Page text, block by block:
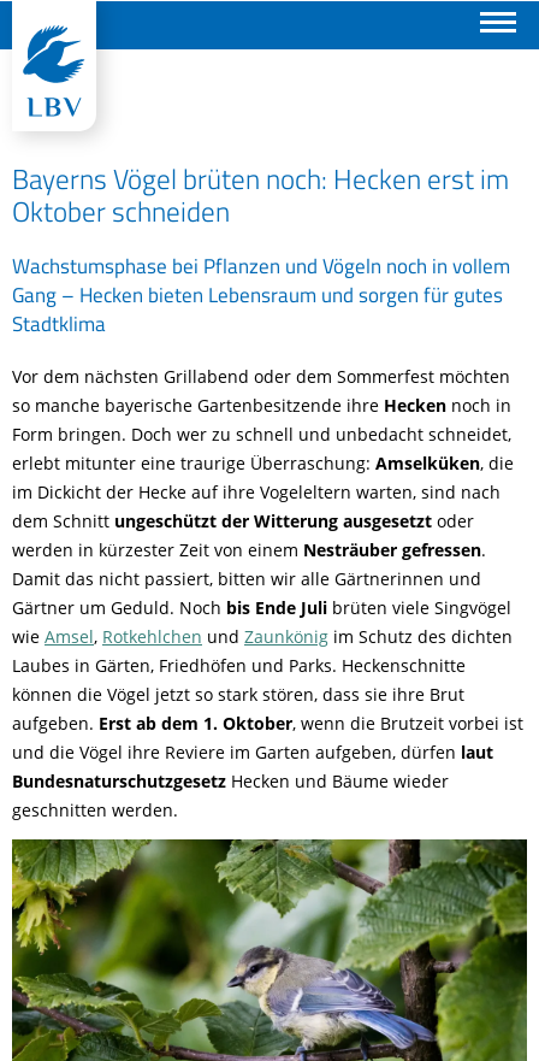
Bayerns Vögel brüten noch: Hecken erst im
Oktober schneiden
Wachstumsphase bei Pflanzen und Vögeln noch in vollem
Gang – Hecken bieten Lebensraum und sorgen für gutes
Stadtklima
Vor dem nächsten Grillabend oder dem Sommerfest möchten
so manche bayerische Gartenbesitzende ihre Hecken noch in
Form bringen. Doch wer zu schnell und unbedacht schneidet,
erlebt mitunter eine traurige Überraschung: Amselküken, die
im Dickicht der Hecke auf ihre Vogeleltern warten, sind nach
dem Schnitt ungeschützt der Witterung ausgesetzt oder
werden in kürzester Zeit von einem Nesträuber gefressen.
Damit das nicht passiert, bitten wir alle Gärtnerinnen und
Gärtner um Geduld. Noch bis Ende Juli brüten viele Singvögel
wie Amsel, Rotkehlchen und Zaunkönig im Schutz des dichten
Laubes in Gärten, Friedhöfen und Parks. Heckenschnitte
können die Vögel jetzt so stark stören, dass sie ihre Brut
aufgeben. Erst ab dem 1. Oktober, wenn die Brutzeit vorbei ist
und die Vögel ihre Reviere im Garten aufgeben, dürfen laut
Bundesnaturschutzgesetz Hecken und Bäume wieder
geschnitten werden.